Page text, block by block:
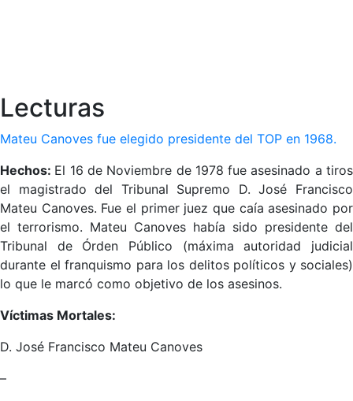
Lecturas
Mateu Canoves fue elegido presidente del TOP en 1968.
Hechos: El 16 de Noviembre de 1978 fue asesinado a tiros
el magistrado del Tribunal Supremo D. José Francisco
Mateu Canoves. Fue el primer juez que caía asesinado por
el terrorismo. Mateu Canoves había sido presidente del
Tribunal de Órden Público (máxima autoridad judicial
durante el franquismo para los delitos políticos y sociales)
lo que le marcó como objetivo de los asesinos.
Víctimas Mortales:
D. José Francisco Mateu Canoves
–